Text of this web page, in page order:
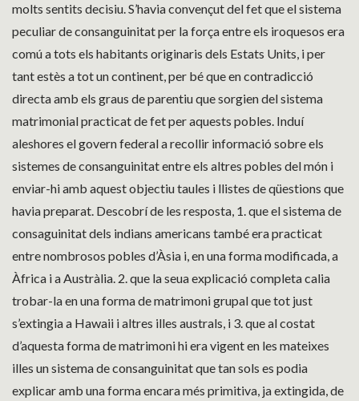
molts sentits decisiu. S’havia convençut del fet que el sistema
peculiar de consanguinitat per la força entre els iroquesos era
comú a tots els habitants originaris dels Estats Units, i per
tant estès a tot un continent, per bé que en contradicció
directa amb els graus de parentiu que sorgien del sistema
matrimonial practicat de fet per aquests pobles. Induí
aleshores el govern federal a recollir informació sobre els
sistemes de consanguinitat entre els altres pobles del món i
enviar-hi amb aquest objectiu taules i llistes de qüestions que
havia preparat. Descobrí de les resposta, 1. que el sistema de
consaguinitat dels indians americans també era practicat
entre nombrosos pobles d’Àsia i, en una forma modificada, a
Àfrica i a Austràlia. 2. que la seua explicació completa calia
trobar-la en una forma de matrimoni grupal que tot just
s’extingia a Hawaii i altres illes australs, i 3. que al costat
d’aquesta forma de matrimoni hi era vigent en les mateixes
illes un sistema de consanguinitat que tan sols es podia
explicar amb una forma encara més primitiva, ja extingida, de